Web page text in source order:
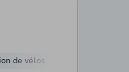
de vélos